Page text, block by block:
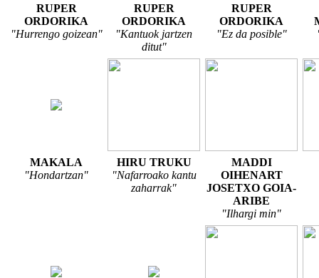
RUPER
ORDORIKA
"Hurrengo goizean"
RUPER
ORDORIKA
"Kantuok jartzen
ditut"
RUPER
ORDORIKA
"Ez da posible"
MAKALA
"Hondartzan"
HIRU TRUKU
"Nafarroako kantu
zaharrak"
MADDI
OIHENART
JOSETXO GOIA-
ARIBE
"Ilhargi min"